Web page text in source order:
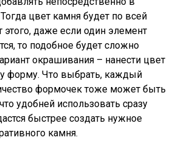
цвет камня будет по всей
этого, даже если один элемент
то подобное будет сложно
окрашивания – нанести цвет
форму. Что выбрать, каждый
формочек тоже может быть
удобней использовать сразу
быстрее создать нужное
камня.